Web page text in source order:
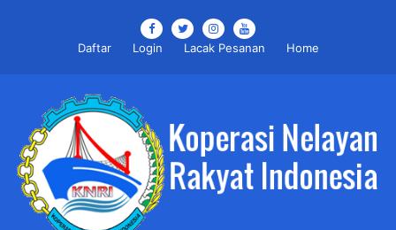
Daftar Login Lacak Pesanan Home